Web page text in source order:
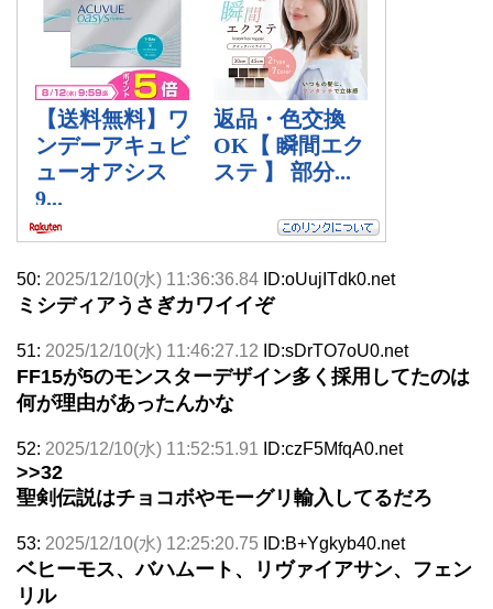
50: 2025/12/10(水) 11:36:36.84 ID:oUujITdk0.net
ミシディアうさぎカワイイぞ
51: 2025/12/10(水) 11:46:27.12 ID:sDrTO7oU0.net
FF15が5のモンスターデザイン多く採用してたのは
何が理由があったんかな
52: 2025/12/10(水) 11:52:51.91 ID:czF5MfqA0.net
>>32
聖剣伝説はチョコボやモーグリ輸入してるだろ
53: 2025/12/10(水) 12:25:20.75 ID:B+Ygkyb40.net
ベヒーモス、バハムート、リヴァイアサン、フェン
リル